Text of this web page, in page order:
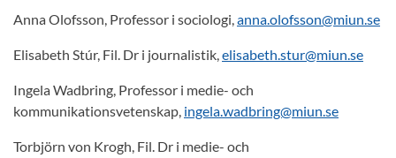
Anna Olofsson, Professor i sociologi,anna.olofsson@miun.se
Elisabeth Stúr, Fil. Dr i journalistik,elisabeth.stur@miun.se
Ingela Wadbring, Professor i medie- och
kommunikationsvetenskap, ingela.wadbring@miun.se
Torbjörn von Krogh, Fil. Dr i medie- och